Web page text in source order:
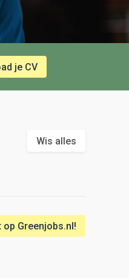
je CV
Wis alles
Greenjobs.nl!